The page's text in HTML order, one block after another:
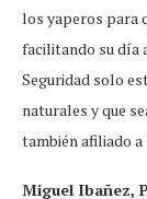
los yaperos para
facilitando su día
Seguridad solo
naturales y que
también afiliado
Miguel Ibañez,